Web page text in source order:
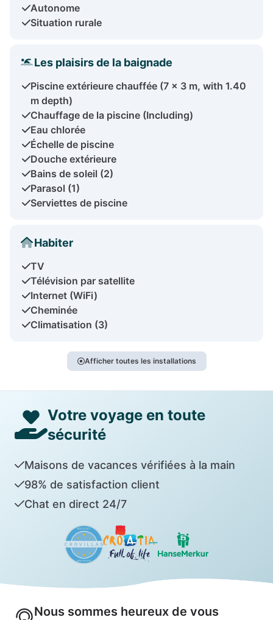
Autonome
Situation rurale
Les plaisirs de la baignade
Piscine extérieure chauffée (7 x 3 m, with 1.40
m depth)
Chauffage de la piscine (Including)
Eau chlorée
Échelle de piscine
Douche extérieure
Bains de soleil (2)
Parasol (1)
Serviettes de piscine
Habiter
TV
Télévision par satellite
Internet (WiFi)
Cheminée
Climatisation (3)
Afficher toutes les installations
Votre voyage en toute
sécurité
Maisons de vacances vérifiées à la main
98% de satisfaction client
Chat en direct 24/7
Nous sommes heureux de vous